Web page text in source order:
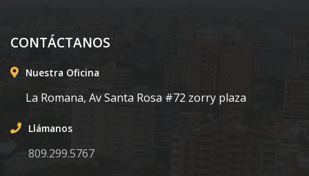
CONTÁCTANOS
Nuestra Oficina
La Romana, Av Santa Rosa #72 zorry plaza
Llámanos
809.299.5767